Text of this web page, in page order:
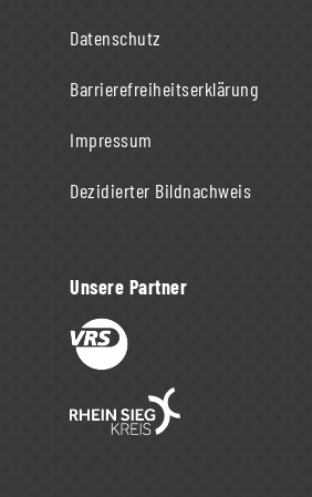
Datenschutz
Barrierefreiheitserklärung
Impressum
Dezidierter Bildnachweis
Unsere Partner